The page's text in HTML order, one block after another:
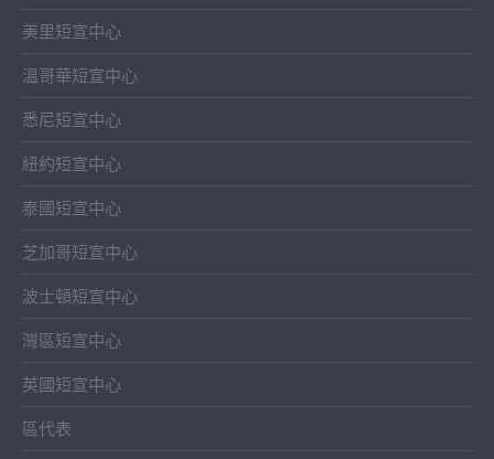
美里短宣中心
溫哥華短宣中心
悉尼短宣中心
紐約短宣中心
泰國短宣中心
芝加哥短宣中心
波士頓短宣中心
灣區短宣中心
英國短宣中心
區代表